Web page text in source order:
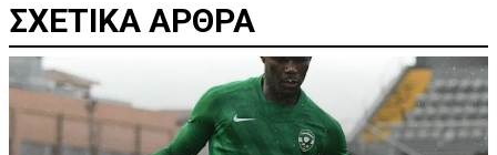
ΣΧΕΤΙΚΑ ΑΡΘΡΑ